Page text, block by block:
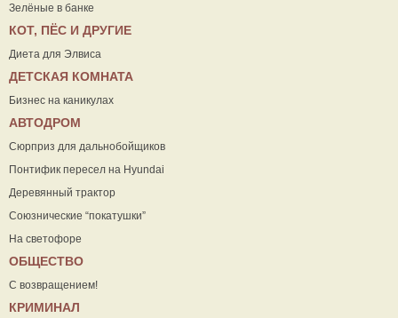
Зелёные в банке
КОТ, ПЁС И ДРУГИЕ
Диета для Элвиса
ДЕТСКАЯ КОМНАТА
Бизнес на каникулах
АВТОДРОМ
Сюрприз для дальнобойщиков
Понтифик пересел на Hyundai
Деревянный трактор
Союзнические “покатушки”
На светофоре
ОБЩЕСТВО
С возвращением!
КРИМИНАЛ